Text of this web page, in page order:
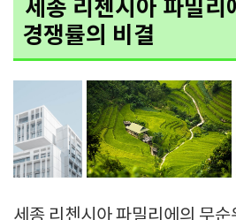
세종 리첸시아 파밀리
경쟁률의 비결